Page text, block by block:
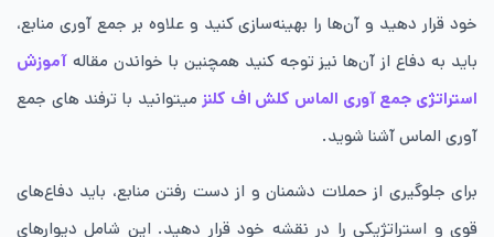
خود قرار دهید و آن‌ها را بهینه‌سازی کنید و علاوه بر جمع ‌آوری منابع،
باید به دفاع از آن‌ها نیز توجه کنید همچنین با خواندن مقاله آموزش
استراتژی جمع آوری الماس کلش اف کلنزمیتوانید با ترفند های جمع
آوری الماس آشنا شوید.
برای جلوگیری از حملات دشمنان و از دست رفتن منابع، باید دفاع‌های
قوی و استراتژیکی را در نقشه خود قرار دهید. این شامل دیوارهای